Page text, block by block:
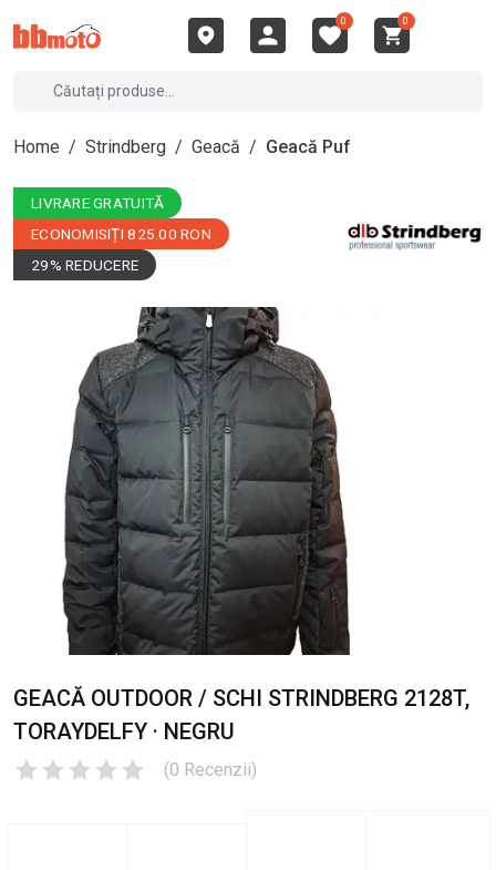
0 0
Home / Strindberg / Geacă / Geacă Puf
LIVRARE GRATUITĂ
ECONOMISIȚI 825.00 RON
29% REDUCERE
GEACĂ OUTDOOR / SCHI STRINDBERG 2128T,
TORAYDELFY · NEGRU
(0 Recenzii)